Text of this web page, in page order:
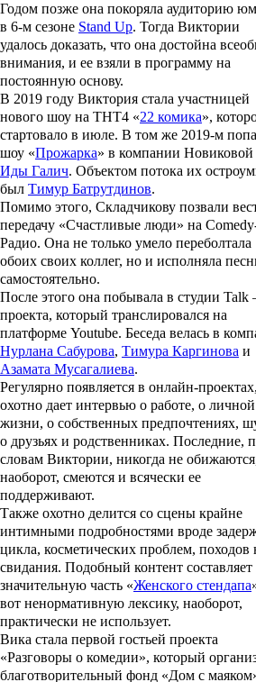
Годом позже она покоряла аудиторию
в 6-м сезоне Stand Up. Тогда Виктории
удалось доказать, что она достойна
внимания, и ее взяли в программу на
постоянную основу.
В 2019 году Виктория стала участницей
нового шоу на ТНТ4 «22 комика»,
стартовало в июле. В том же 2019-м
шоу «Прожарка» в компании Новиковой
Иды Галич. Объектом потока их
был Тимур Батрутдинов.
Помимо этого, Складчикову позвали
передачу «Счастливые люди» на
Радио. Она не только умело переболтала
обоих своих коллег, но и исполняла
самостоятельно.
После этого она побывала в студии Talk
проекта, который транслировался на
платформе Youtube. Беседа велась в
Нурлана Сабурова, Тимура Каргинова и
Азамата Мусагалиева.
Регулярно появляется в онлайн-проектах,
охотно дает интервью о работе, о личной
жизни, о собственных предпочтениях,
о друзьях и родственниках. Последние,
словам Виктории, никогда не
наоборот, смеются и всячески ее
поддерживают.
Также охотно делится со сцены крайне
интимными подробностями вроде
цикла, косметических проблем, походов
свидания. Подобный контент составляет
значительную часть «Женского стендапа
вот ненормативную лексику, наоборот,
практически не использует.
Вика стала первой гостьей проекта
«Разговоры о комедии», который
благотворительный фонд «Дом с